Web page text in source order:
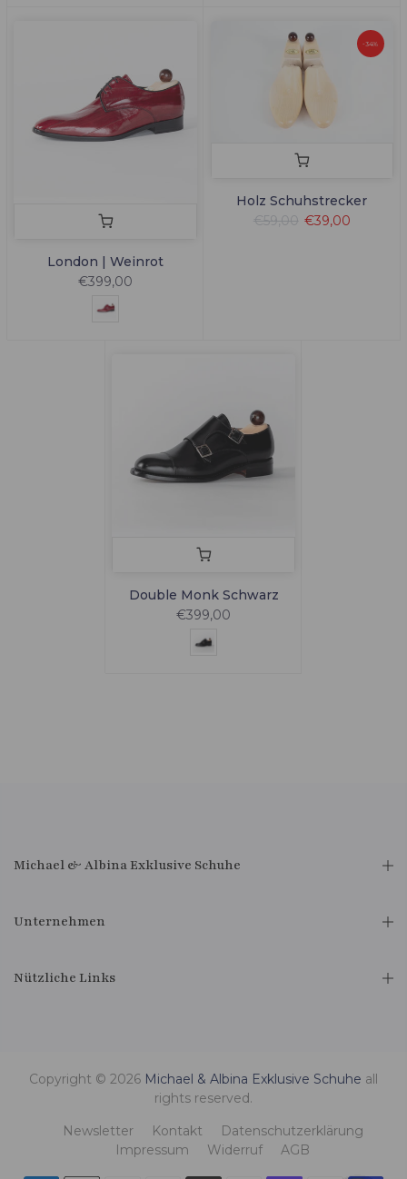
London | Weinrot
€399,00
-34%
Holz Schuhstrecker
€59,00 €39,00
Double Monk Schwarz
€399,00
Michael & Albina Exklusive Schuhe
Unternehmen
Nützliche Links
Copyright © 2026 Michael & Albina Exklusive Schuhe all
rights reserved.
Newsletter
Kontakt
Datenschutzerklärung
Impressum
Widerruf AGB